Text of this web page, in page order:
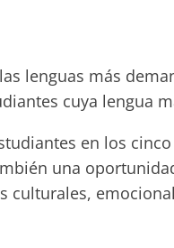
lenguas más
cuya lengua
en los
una